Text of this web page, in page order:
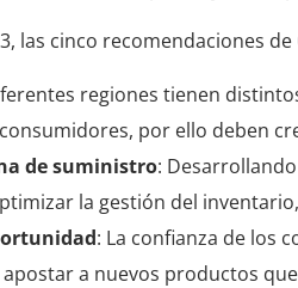
las cinco recomendaciones
regiones tienen
por ello deben
de suministro:
la gestión del
: La confianza de los
a nuevos productos